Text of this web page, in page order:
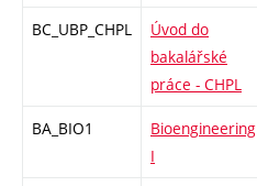
BC_UBP_CHPL
Úvod do
bakalářské
práce - CHPL
BA_BIO1
Bioengineering
I